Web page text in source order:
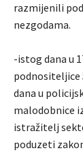
razmijenili
nezgodama.
-istog dana u
podnositeljice
dana u
malodobnice
istražitelj
poduzeti